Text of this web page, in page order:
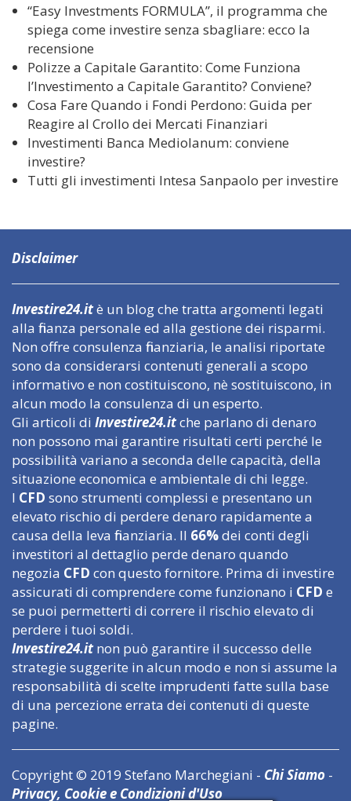
“Easy Investments FORMULA”, il programma che
spiega come investire senza sbagliare: ecco la
recensione
Polizze a Capitale Garantito: Come Funziona
l’Investimento a Capitale Garantito? Conviene?
Cosa Fare Quando i Fondi Perdono: Guida per
Reagire al Crollo dei Mercati Finanziari
Investimenti Banca Mediolanum: conviene
investire?
Tutti gli investimenti Intesa Sanpaolo per investire
Disclaimer
Investire24.itè un blog che tratta argomenti legati
alla finanza personale ed alla gestione dei risparmi.
Non offre consulenza finanziaria, le analisi riportate
sono da considerarsi contenuti generali a scopo
informativo e non costituiscono, nè sostituiscono, in
alcun modo la consulenza di un esperto.
Gli articoli di Investire24.itche parlano di denaro
non possono mai garantire risultati certi perché le
possibilità variano a seconda delle capacità, della
situazione economica e ambientale di chi legge.
I CFD sono strumenti complessi e presentano un
elevato rischio di perdere denaro rapidamente a
causa della leva finanziaria. Il 66%dei conti degli
investitori al dettaglio perde denaro quando
negozia CFD con questo fornitore. Prima di investire
assicurati di comprendere come funzionano i CFD e
se puoi permetterti di correre il rischio elevato di
perdere i tuoi soldi.
Investire24.itnon può garantire il successo delle
strategie suggerite in alcun modo e non si assume la
responsabilità di scelte imprudenti fatte sulla base
di una percezione errata dei contenuti di queste
pagine.
Copyright © 2019 Stefano Marchegiani - Chi Siamo -
Privacy, Cookie e Condizioni d'Uso